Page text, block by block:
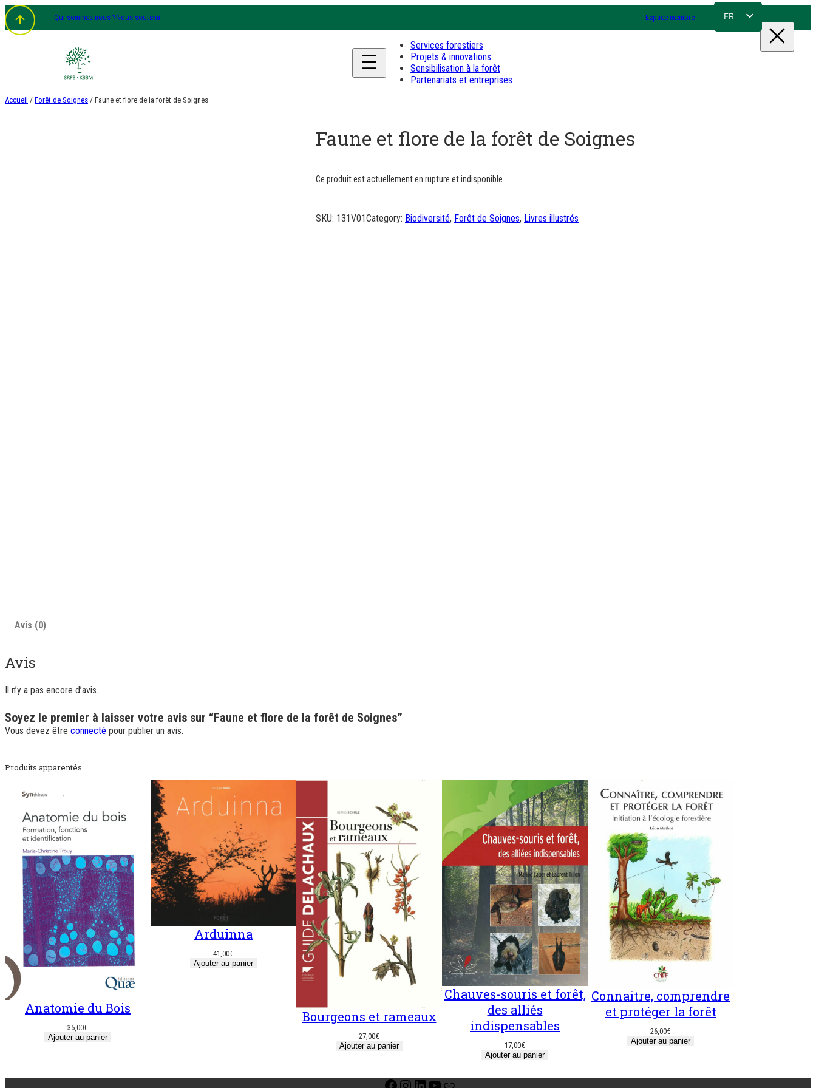
Aller
au
contenu
Qui sommes-nous ?Nous soutenir Espace membre FR
Services forestiers
Projets & innovations
Sensibilisation à la forêt
Partenariats et entreprises
Accueil / Forêt de Soignes / Faune et flore de la forêt de Soignes
Faune et flore de la forêt de Soignes
Ce produit est actuellement en rupture et indisponible.
SKU: 131V01Category: Biodiversité, Forêt de Soignes, Livres illustrés
Avis (0)
Avis
Il n’y a pas encore d’avis.
Soyez le premier à laisser votre avis sur “Faune et flore de la forêt de Soignes”
Vous devez être connecté pour publier un avis.
Produits apparentés
Anatomie du Bois
35,00€
Ajouter au panier
Arduinna
41,00€
Ajouter au panier
Bourgeons et rameaux
27,00€
Ajouter au panier
Chauves-souris et forêt,
des alliés
indispensables
17,00€
Ajouter au panier
Connaitre, comprendre
et protéger la forêt
26,00€
Ajouter au panier
Facebook
Instagram
LinkedInYouTube